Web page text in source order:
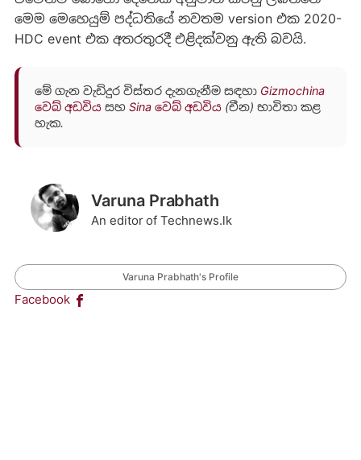
මෙම මෙහෙයුම් පද්ධතියේ නවතම version එක 2020-
HDC event එක අතරතුරදී එළිදක්වනු ඇති බවයි.
මේ ගැන වැඩිදුර විස්තර දැනගැනීම සඳහා Gizmochina
වෙබ් අඩවියසහ Sina වෙබ් අඩවිය(චීන) භාවිතා කළ
හැක.
Varuna Prabhath
An editor of Technews.lk
Varuna Prabhath's Profile
Facebook